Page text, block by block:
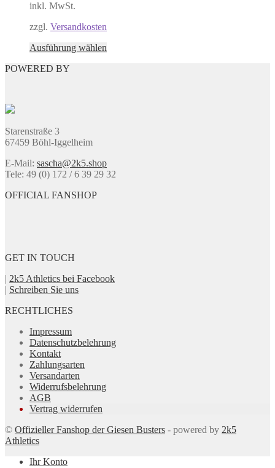
der
gewählt
inkl. MwSt.
zzgl. Versandkosten
Ausführung wählen
Produktseite
gewählt
POWERED BY
Starenstraße 3
67459 Böhl-Iggelheim
E-Mail: sascha@2k5.shop
Tele: 49 (0) 172 / 6 39 29 32
OFFICIAL FANSHOP
GET IN TOUCH
| 2k5 Athletics bei Facebook
| Schreiben Sie uns
RECHTLICHES
Impressum
Datenschutzbelehrung
Kontakt
Zahlungsarten
Versandarten
Widerrufsbelehrung
AGB
Vertrag widerrufen
© Offizieller Fanshop der Giesen Busters - powered by 2k5
Athletics
Ihr Konto